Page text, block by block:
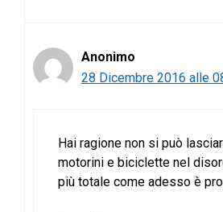
Anonimo
28 Dicembre 2016 alle
Hai ragione non si può
motorini e biciclette nel
più totale come adesso è